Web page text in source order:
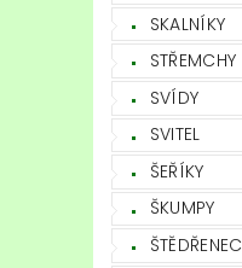
SKALNÍKY
STŘEMCHY
SVÍDY
SVITEL
ŠEŘÍKY
ŠKUMPY
ŠTĚDŘENEC